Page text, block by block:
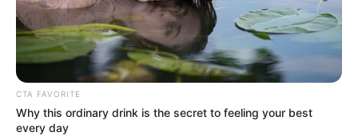
CTA FAVORITE
Why this ordinary drink is the secret to feeling your best
every day